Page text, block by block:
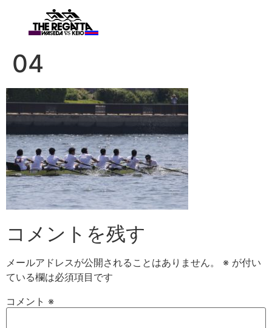
04
コメントを残す
メールアドレスが公開されることはありません。 ※ が付い
ている欄は必須項目です
コメント ※